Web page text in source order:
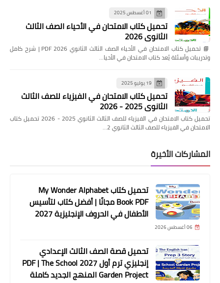
01 أغسطس 2025
تحميل كتاب الامتحان في الأحياء الصف الثالث
الثانوي 2026
📘 تحميل كتاب الامتحان في الأحياء الصف الثالث الثانوي 2026 PDF | شرح كامل
وتدريبات وأسئلة يُعد كتاب الامتحان في الأحيا…
19 يوليو 2025
تحميل كتاب الامتحان في الفيزياء للصف الثالث
الثانوي 2025 - 2026
تحميل كتاب الامتحان في الفيزياء للصف الثالث الثانوي 2025 - 2026 تحميل كتاب
الامتحان في الفيزياء للصف الثالث الثانوي 2…
المشاركات الأخيرة
تحميل كتاب My Wonder Alphabet
Book PDF مجانًا | أفضل كتاب لتأسيس
الأطفال في الحروف الإنجليزية 2027
06 أغسطس 2026
تحميل قصة الصف الثالث الإعدادي
إنجليزي ترم أول 2027 PDF | The School
Garden Project المنهج الجديد كاملة